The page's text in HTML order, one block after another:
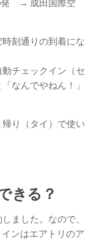
発 → 成田国際空
刻通りの到着にな
チェックイン（セ
なんでやねん！」
り（タイ）で使い
きる？
ました。なので、
ンはエアトリのア